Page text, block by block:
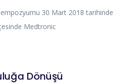
30 Mart 2018 tarihinde
Medtronic
Dönüşü